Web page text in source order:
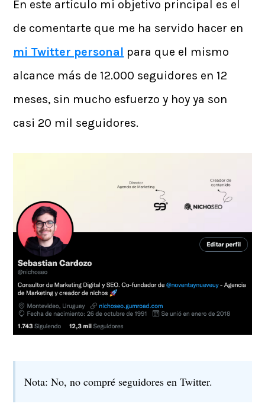
En este artículo mi objetivo principal es el
de comentarte que me ha servido hacer en
mi Twitter personal para que el mismo
alcance más de 12.000 seguidores en 12
meses, sin mucho esfuerzo y hoy ya son
casi 20 mil seguidores.
Nota: No, no compré seguidores en Twitter.